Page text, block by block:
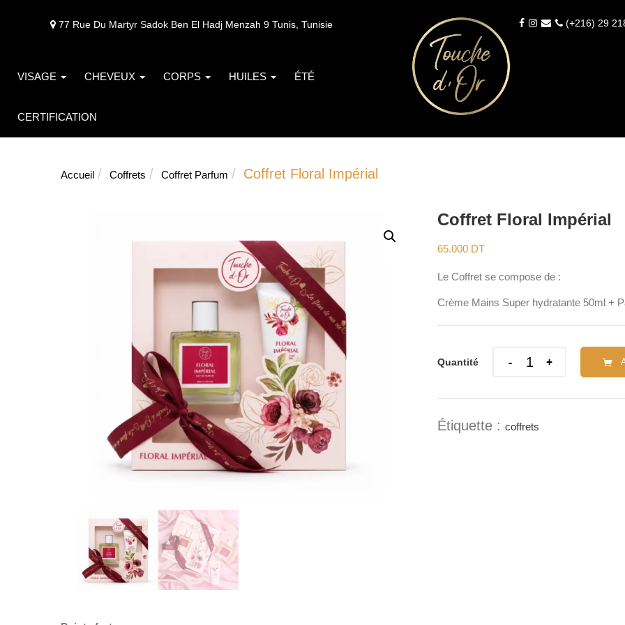
77 Rue Du Martyr Sadok Ben El Hadj Menzah 9 Tunis, Tunisie (+216) 29
VISAGE CHEVEUX CORPS HUILES ÉTÉ
CERTIFICATION
Accueil Coffrets Coffret Parfum Coffret Floral Impérial
Coffret Floral Impérial
65.000 DT
Le Coffret se compose de :
Crème Mains Super hydratante 50ml +
Quantité Quantity
Étiquette : coffrets